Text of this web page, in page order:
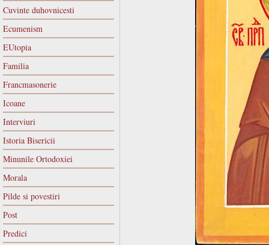
Cuvinte duhovnicesti
Ecumenism
EUtopia
Familia
Francmasonerie
Icoane
Interviuri
Istoria Bisericii
Minunile Ortodoxiei
Morala
Pilde si povestiri
Post
Predici